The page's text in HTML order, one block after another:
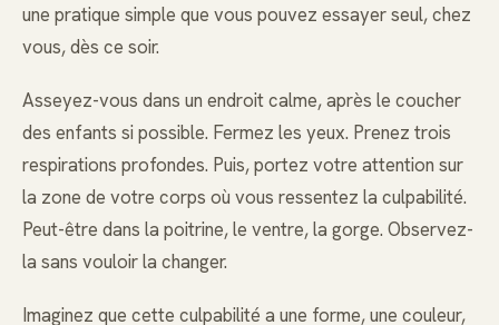
une pratique simple que vous pouvez essayer seul, chez
vous, dès ce soir.
Asseyez-vous dans un endroit calme, après le coucher
des enfants si possible. Fermez les yeux. Prenez trois
respirations profondes. Puis, portez votre attention sur
la zone de votre corps où vous ressentez la culpabilité.
Peut-être dans la poitrine, le ventre, la gorge. Observez-
la sans vouloir la changer.
Imaginez que cette culpabilité a une forme, une couleur,